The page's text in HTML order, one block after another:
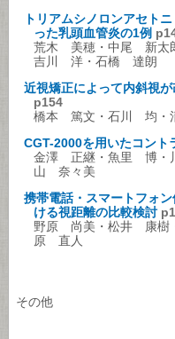
トリアムシノロンアセト
った乳頭血管炎の1例
荒木 美穂・中尾 新太
吉川 洋・石橋 達朗
近視矯正によって内斜視
p154
橋本 篤文・石川 均・
CGT-2000を用いたコント
金澤 正継・魚里 博・
山 奈々美
携帯電話・スマートフォ
ける視距離の比較検討
野原 尚美・松井 康樹
原 直人
その他